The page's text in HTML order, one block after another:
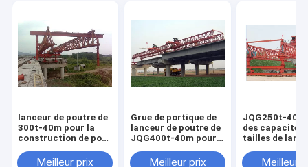
lanceur de poutre de
300t-40m pour la
construction de pont
Meilleur prix
Grue de portique de
lanceur de poutre de
JQG400t-40m pour
Meilleur prix
JQG250t-40m
des capacités
tailles de
Meilleur